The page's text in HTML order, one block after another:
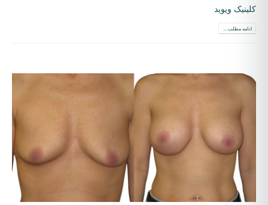
کلینیک ویوید
ادامه مطلب ...